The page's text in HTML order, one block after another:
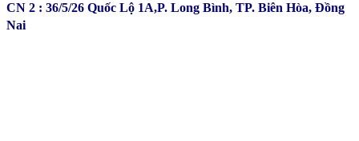
CN 2 : 36/5/26 Quốc Lộ 1A,P. Long Bình, TP. Biên Hòa, Đồng
Nai